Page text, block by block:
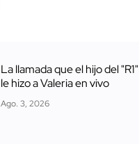
La llamada que el hijo del "R1"
le hizo a Valeria en vivo
Ago. 3, 2026